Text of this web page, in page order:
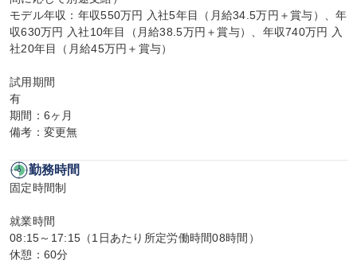
モデル年収：年収550万円 入社5年目（月給34.5万円＋賞与）、年
収630万円 入社10年目（月給38.5万円＋賞与）、年収740万円 入
社20年目（月給45万円＋賞与）
試用期間
有
期間：6ヶ月
備考：変更無
勤務時間
固定時間制
就業時間
08:15～17:15（1日あたり所定労働時間08時間）
休憩：60分